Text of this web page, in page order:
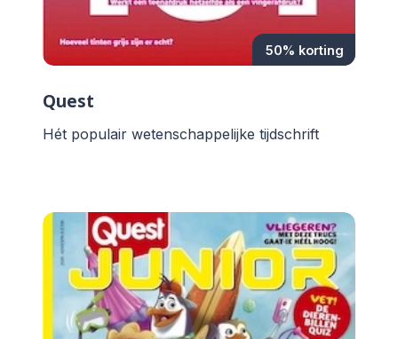
50% korting
Quest
Hét populair wetenschappelijke tijdschrift